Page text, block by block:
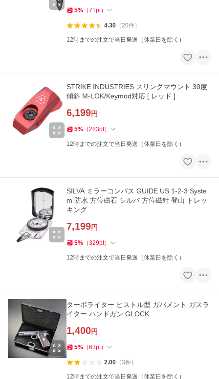
5% （71pt）
4.30（20件）
12時までの注文で当日発送（休業日を除く）
STRIKE INDUSTRIES スリングマウント 30度
傾斜 M-LOK/Keymod対応 [ レッド ]
6,199円
5% （283pt）
12時までの注文で当日発送（休業日を除く）
SILVA ミラーコンパス GUIDE US 1-2-3 Syste
m 防水 方位磁石 シルバ 方位磁針 登山 トレッ
キング
7,199円
5% （329pt）
12時までの注文で当日発送（休業日を除く）
ターボライター ピストル型 ガバメント ガスラ
イター ハンドガン GLOCK
1,400円
5% （63pt）
2.00（3件）
12時までの注文で当日発送（休業日を除く）